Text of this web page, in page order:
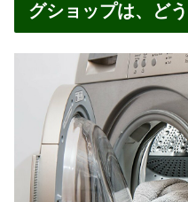
グショップは、ど